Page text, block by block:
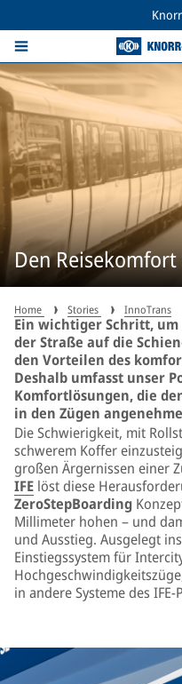
Den
Home Stories InnoTrans
Ein wichtiger Schritt, um
der Straße auf die
den Vorteilen des
Deshalb umfasst unser
Komfortlösungen, die
in den Zügen
Die Schwierigkeit, mit
schwerem Koffer
großen Ärgernissen einer
IFE löst diese
ZeroStepBoarding
Millimeter hohen – und
und Ausstieg. Ausgelegt
Einstiegssystem für
in andere Systeme des